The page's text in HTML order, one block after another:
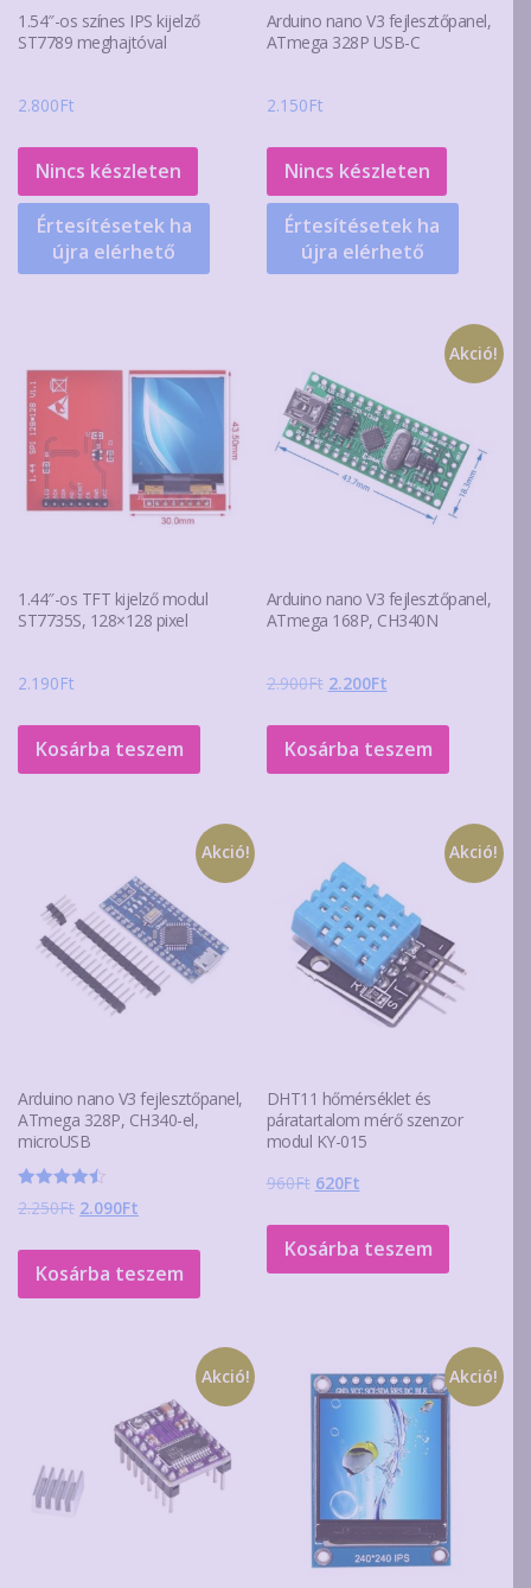
1.54″-os színes IPS kijelző
ST7789 meghajtóval
2.800Ft
Nincs készleten
Értesítésetek ha
újra elérhető
Arduino nano V3 fejlesztőpanel,
ATmega 328P USB-C
2.150Ft
Nincs készleten
Értesítésetek ha
újra elérhető
1.44″-os TFT kijelző modul
ST7735S, 128×128 pixel
2.190Ft
Kosárba teszem
Akció!
Arduino nano V3 fejlesztőpanel,
ATmega 168P, CH340N
2.900Ft Original
was:
2.900Ft.
2.200FtCurrent
is:
2.200Ft.
Kosárba teszem
Akció!
Arduino nano V3 fejlesztőpanel,
ATmega 328P, CH340-el,
microUSB
Értékelés:
4.50
2.250Ft Original
was:
2.250Ft.
2.090Ft
is:
2.090Ft.
Kosárba teszem
Akció!
DHT11 hőmérséklet és
páratartalom mérő szenzor
modul KY-015
960Ft Original
was:
960Ft.
620FtCurrent
is:
620Ft.
Kosárba teszem
Akció! Akció!